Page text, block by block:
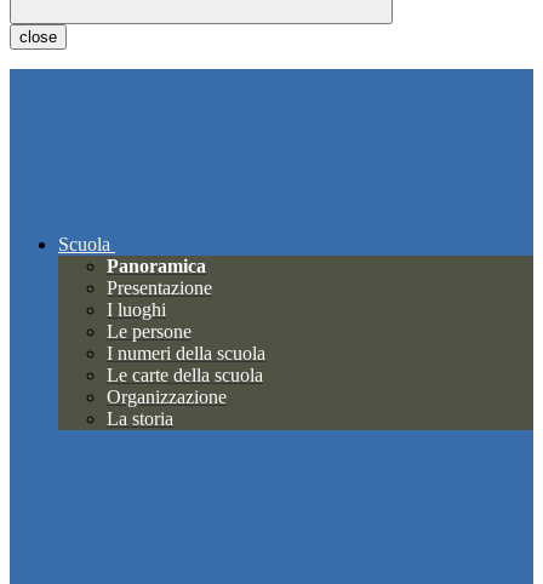
close
Scuola
Panoramica
Presentazione
I luoghi
Le persone
I numeri della scuola
Le carte della scuola
Organizzazione
La storia